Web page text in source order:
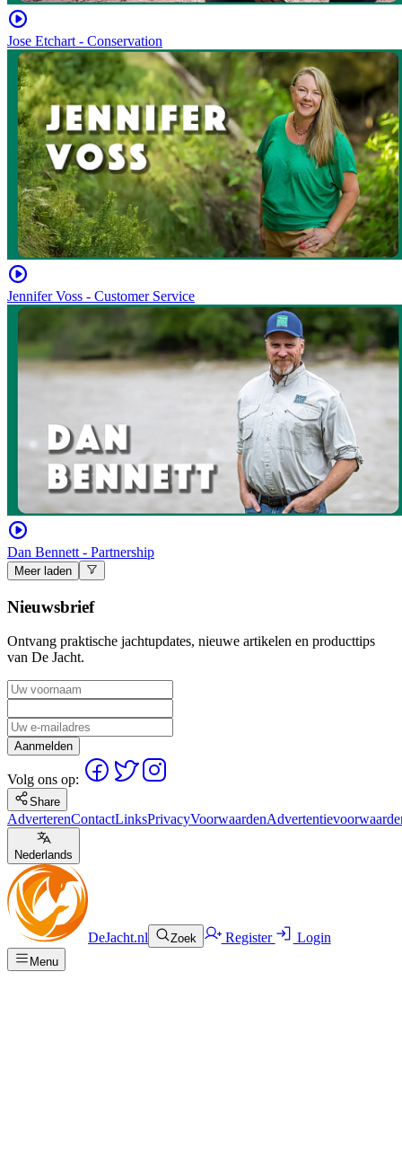
Jose Etchart - Conservation
Jennifer Voss - Customer Service
Dan Bennett - Partnership
Meer laden
Nieuwsbrief
Ontvang praktische jachtupdates, nieuwe artikelen en producttips
van De Jacht.
Aanmelden
Volg ons op:
Share
AdverterenContactLinksPrivacyVoorwaarden
Nederlands
DeJacht.nl Zoek Register Login
Menu